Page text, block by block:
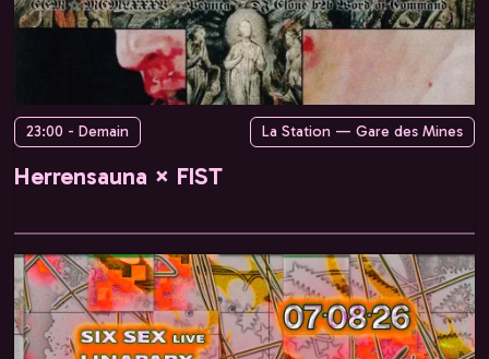
23:00 - Demain La Station — Gare des Mines
Herrensauna × FIST